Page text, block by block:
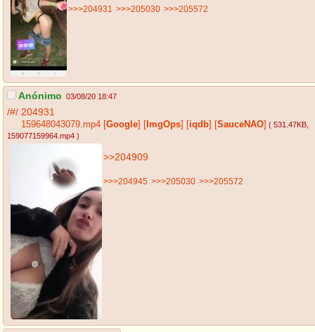
>>>204931 >>>205030 >>>205572
Anónimo 03/08/20 18:47
/#/ 204931
159648043079.mp4 [Google] [ ImgOps] [iqdb] [SauceNAO] ( 531.47KB
159077159964.mp4 )
>>204909
>>>204945 >>>205030 >>>205572